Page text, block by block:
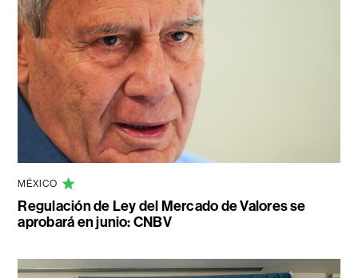
MÉXICO
Regulación de Ley del Mercado de Valores se
aprobará en junio: CNBV